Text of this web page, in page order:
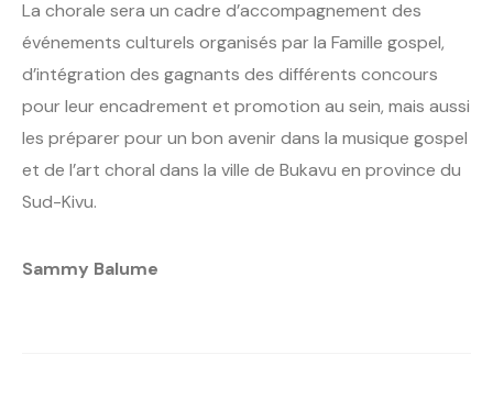
La chorale sera un cadre d’accompagnement des
événements culturels organisés par la Famille gospel,
d’intégration des gagnants des différents concours
pour leur encadrement et promotion au sein, mais aussi
les préparer pour un bon avenir dans la musique gospel
et de l’art choral dans la ville de Bukavu en province du
Sud-Kivu.
Sammy Balume